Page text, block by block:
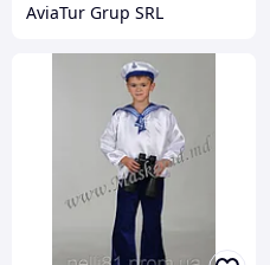
AviaTur Grup SRL